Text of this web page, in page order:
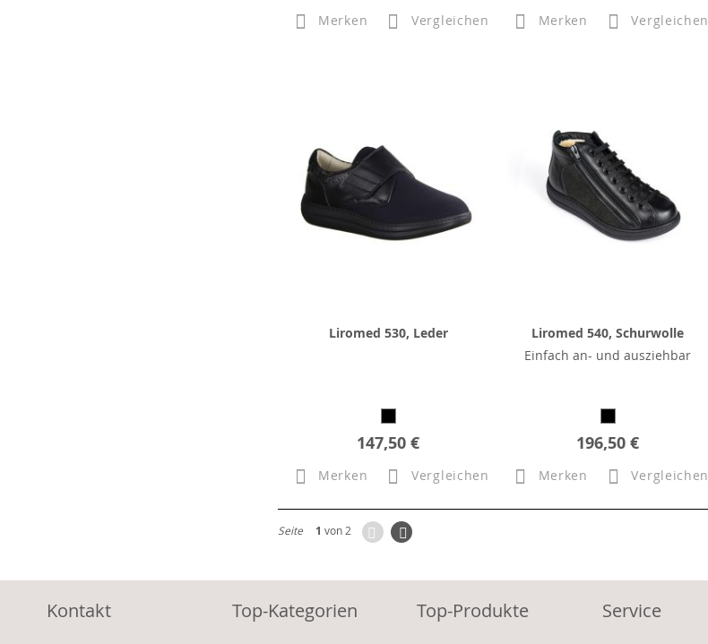
Merken Vergleichen Merken Vergleichen
Liromed 530, Leder
147,50 €
Merken Vergleichen
Liromed 540, Schurwolle
Einfach an- und ausziehbar
196,50 €
Merken Vergleichen
Seite 1 von 2 ZurückSeite
Weiter
Kontakt Top-Kategorien Top-Produkte Service